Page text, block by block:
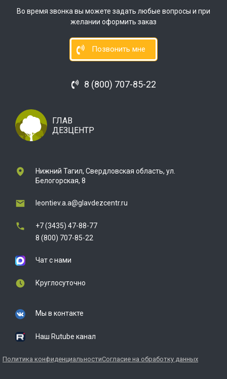
Во время звонка вы можете задать любые вопросы и при
желании оформить заказ
Позвонить мне
8 (800) 707-85-22
ГЛАВ
ДЕЗЦЕНТР
Нижний Тагил, Свердловская область, ул.
Белогорская, 8
leontiev.a.a@glavdezcentr.ru
+7 (3435) 47-88-77
8 (800) 707-85-22
Чат с нами
Круглосуточно
Мы в контакте
Наш Rutube канал
Политика конфиденциальностиСогласие на обработку данных